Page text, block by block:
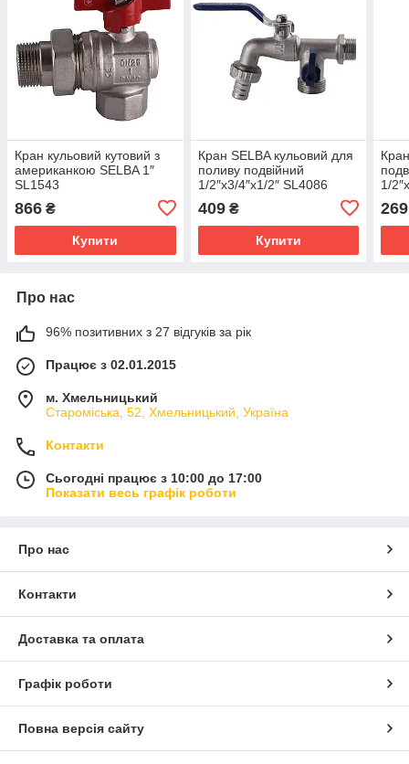
Кран кульовий кутовий з
американкою SELBA 1″
SL1543
866 ₴
Купити
Кран SELBA кульовий для
поливу подвійний
1/2″x3/4″x1/2″ SL4086
409₴
Купити
1/
269
Про нас
96% позитивних з 27 відгуків за рік
Працює з 02.01.2015
м. Хмельницький
Староміська, 52, Хмельницький, Україна
Контакти
Сьогодні працює з 10:00 до 17:00
Показати весь графік роботи
Про нас
Контакти
Доставка та оплата
Графік роботи
Повна версія сайту